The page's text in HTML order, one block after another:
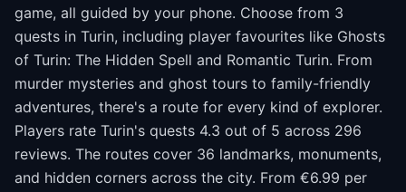
game, all guided by your phone. Choose from 3
quests in Turin, including player favourites like Ghosts
of Turin: The Hidden Spell and Romantic Turin. From
murder mysteries and ghost tours to family-friendly
adventures, there's a route for every kind of explorer.
Players rate Turin's quests 4.3 out of 5 across 296
reviews. The routes cover 36 landmarks, monuments,
and hidden corners across the city. From €6.99 per